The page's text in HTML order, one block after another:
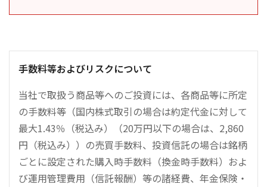
手数料等およびリスクについて
当社で取扱う商品等へのご投資には、各商品等に所定
の手数料等（国内株式取引の場合は約定代金に対して
最大1.43％（税込み）（20万円以下の場合は、2,860
円（税込み））の売買手数料、投資信託の場合は銘柄
ごとに設定された購入時手数料（換金時手数料）およ
び運用管理費用（信託報酬）等の諸経費、年金保険・